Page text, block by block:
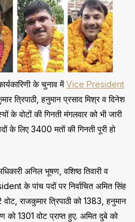
के चुनाव मेंVice President
त्रिपाठी, हनुमान प्रसाद मिश्र व दिनेश
के वोटों की गिनती मंगलवार को भी जारी
के लिए 3400 मतों की गिनती पूरी हो
अनिल भूषण, वशिष्ठ तिवारी व
के पांच पदों पर निर्वाचित अमित सिंह
राजकुमार त्रिपाठी को 1383, हनुमान
1301 वोट प्राप्त हुए. अमित दुबे को